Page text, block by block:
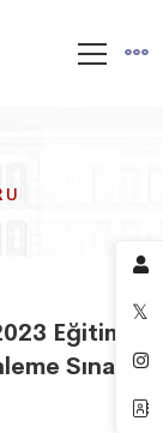
Eğitim-
Sınav